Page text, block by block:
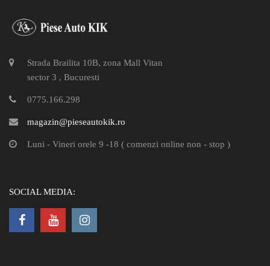
Strada Brailita 10B, zona Mall Vitan
sector 3 , Bucuresti
0775.166.298
magazin@pieseautokik.ro
Luni - Vineri orele 9 -18 ( comenzi online non - stop )
SOCIAL MEDIA: